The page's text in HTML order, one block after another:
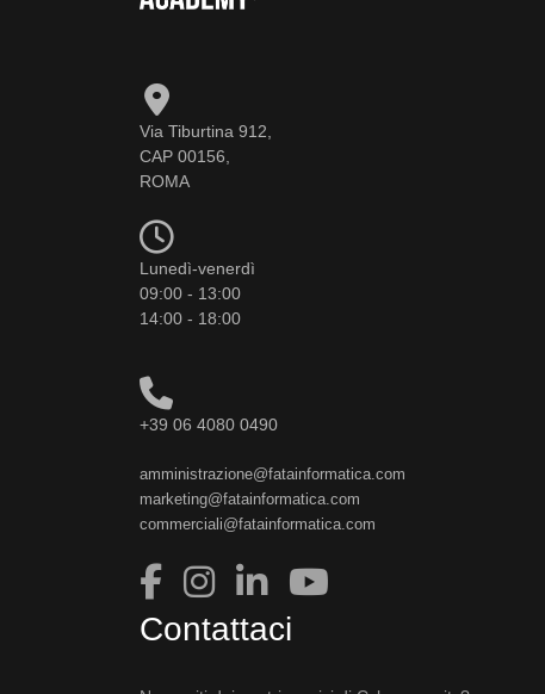
Via Tiburtina 912,
CAP 00156,
ROMA
Lunedì-venerdì
09:00 - 13:00
14:00 - 18:00
+39 06 4080 0490
amministrazione@fatainformatica.com
marketing@fatainformatica.com
commerciali@fatainformatica.com
Contattaci